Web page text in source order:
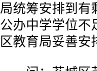
局统筹安排到有
公办中学学位不
区教育局妥善